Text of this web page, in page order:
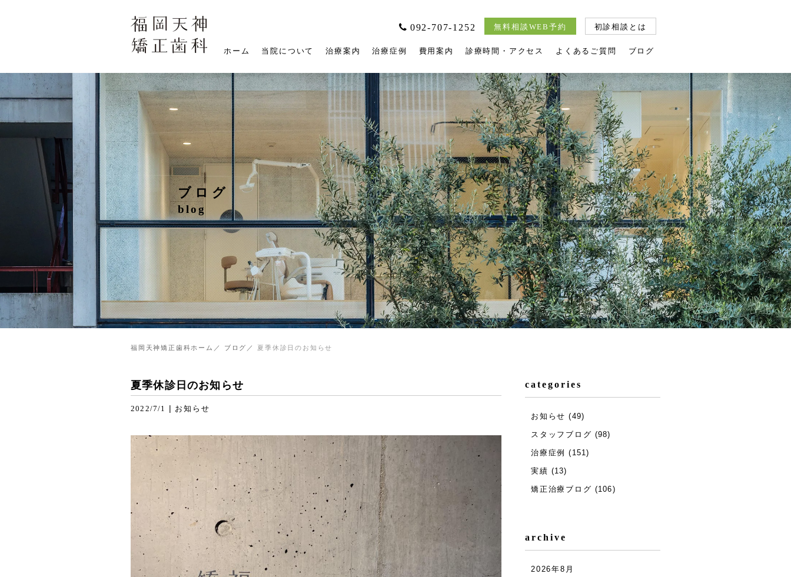
ホーム 当院について 治療案内 治療症例 費用案内 診療時間・アクセス よくあるご質問 ブログ
092-707-1252 無料相談WEB予約 初診相談とは
ブログ
blog
福岡天神矯正歯科ホーム ブログ 夏季休診日のお知らせ
夏季休診日のお知らせ
2022/7/1 | お知らせ
categories
お知らせ (49)
スタッフブログ (98)
治療症例 (151)
実績 (13)
矯正治療ブログ (106)
archive
2026年8月